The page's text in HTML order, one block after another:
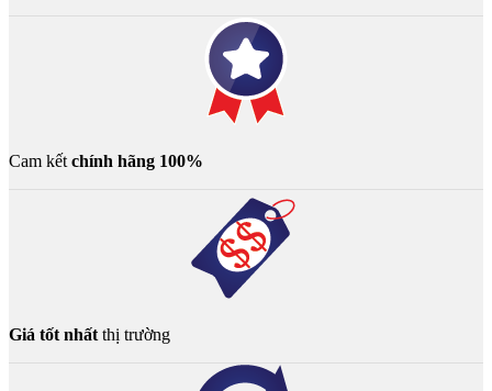
Cam kết chính hãng 100%
Giá tốt nhất thị trường